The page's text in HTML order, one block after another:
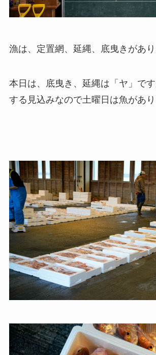
漁は、定置網、延縄、底曳きがあり
本日は、底曳き、延縄は「ヤ」で
する見込みなので土曜日は魚があり